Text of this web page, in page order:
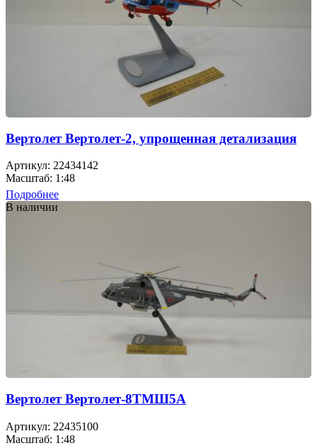
Вертолет Вертолет-2, упрощенная детализация
Артикул: 22434142
Масштаб: 1:48
Подробнее
В наличии
Вертолет Вертолет-8ТМШ5А
Артикул: 22435100
Масштаб: 1:48